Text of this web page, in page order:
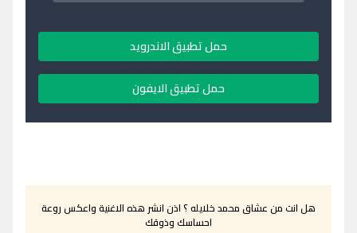
حمل تطبيق الاندرويد
حمل تطبيق الايفون
هل انت من عشاق محمد خلايله ؟ اذن انشر هذه الاغنية واعكس روعة
احساسك وذوقك